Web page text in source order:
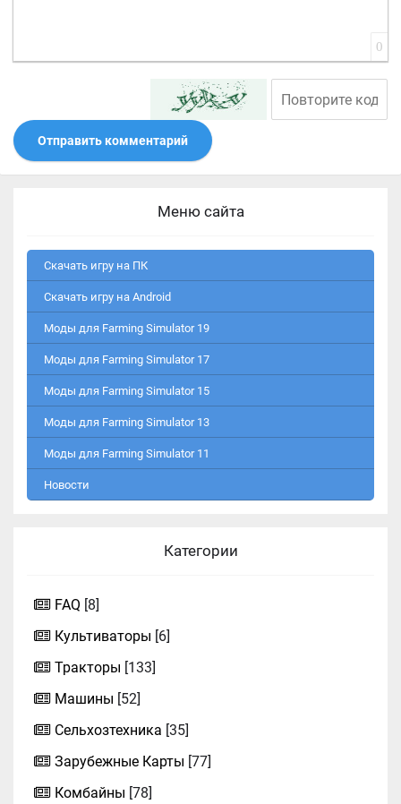
0
Отправить комментарий
Меню сайта
Скачать игру на ПК
Скачать игру на Android
Моды для Farming Simulator 19
Моды для Farming Simulator 17
Моды для Farming Simulator 15
Моды для Farming Simulator 13
Моды для Farming Simulator 11
Новости
Категории
FAQ [8]
Культиваторы [6]
Тракторы [133]
Машины [52]
Сельхозтехника [35]
Зарубежные Карты [77]
Комбайны [78]